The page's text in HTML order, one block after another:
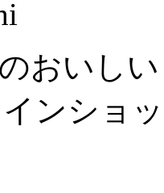
おいし
ンショ